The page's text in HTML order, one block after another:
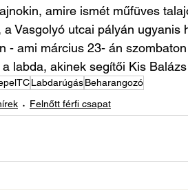
amire ismét műfüves
a Vasgolyó utcai pályán
- ami március 23- án
labda, akinek segítői Kis
LabdarúgásBeharangozó
Felnőtt férfi csapat